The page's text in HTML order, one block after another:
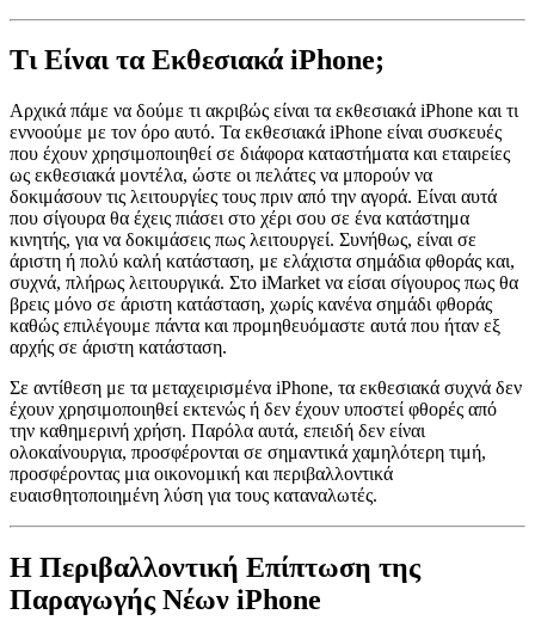
Τι Είναι τα Εκθεσιακά iPhone;
Αρχικά πάμε να δούμε τι ακριβώς είναι τα εκθεσιακά iPhone και τι
εννοούμε με τον όρο αυτό. Τα εκθεσιακά iPhone είναι συσκευές
που έχουν χρησιμοποιηθεί σε διάφορα καταστήματα και εταιρείες
ως εκθεσιακά μοντέλα, ώστε οι πελάτες να μπορούν να
δοκιμάσουν τις λειτουργίες τους πριν από την αγορά. Είναι αυτά
που σίγουρα θα έχεις πιάσει στο χέρι σου σε ένα κατάστημα
κινητής, για να δοκιμάσεις πως λειτουργεί. Συνήθως, είναι σε
άριστη ή πολύ καλή κατάσταση, με ελάχιστα σημάδια φθοράς και,
συχνά, πλήρως λειτουργικά. Στο iMarket να είσαι σίγουρος πως θα
βρεις μόνο σε άριστη κατάσταση, χωρίς κανένα σημάδι φθοράς
καθώς επιλέγουμε πάντα και προμηθευόμαστε αυτά που ήταν εξ
αρχής σε άριστη κατάσταση.
Σε αντίθεση με τα μεταχειρισμένα iPhone, τα εκθεσιακά συχνά δεν
έχουν χρησιμοποιηθεί εκτενώς ή δεν έχουν υποστεί φθορές από
την καθημερινή χρήση. Παρόλα αυτά, επειδή δεν είναι
ολοκαίνουργια, προσφέρονται σε σημαντικά χαμηλότερη τιμή,
προσφέροντας μια οικονομική και περιβαλλοντικά
ευαισθητοποιημένη λύση για τους καταναλωτές.
Η Περιβαλλοντική Επίπτωση της
Παραγωγής Νέων iPhone